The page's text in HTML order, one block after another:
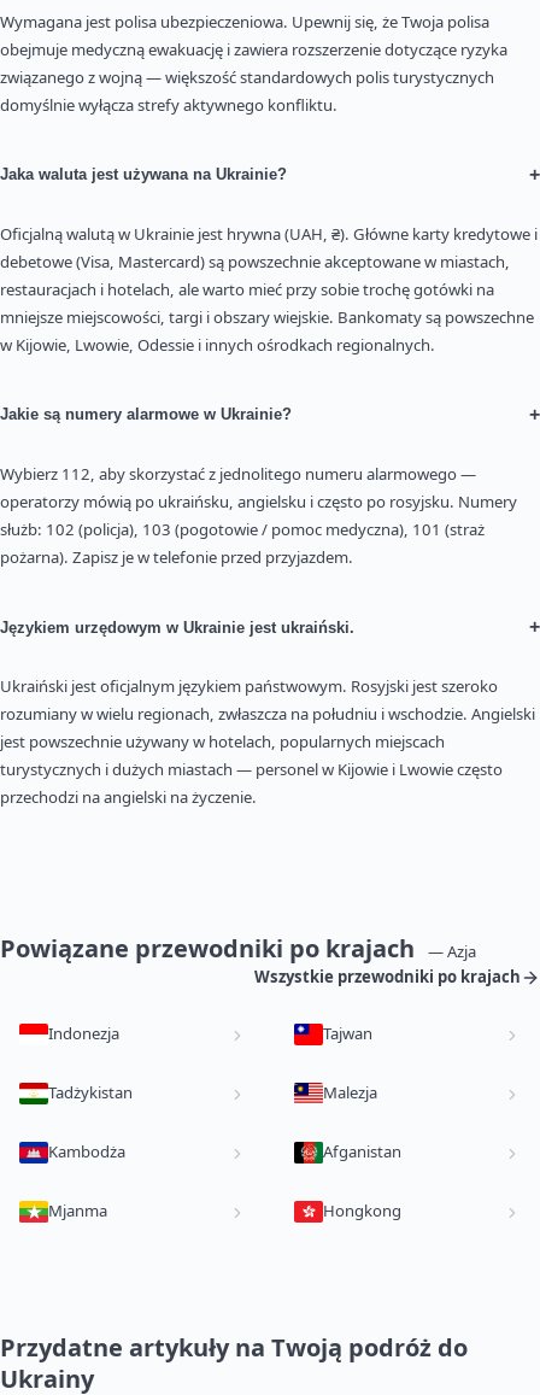
Wymagana jest polisa ubezpieczeniowa. Upewnij się, że Twoja polisa
obejmuje medyczną ewakuację i zawiera rozszerzenie dotyczące ryzyka
związanego z wojną — większość standardowych polis turystycznych
domyślnie wyłącza strefy aktywnego konfliktu.
Jaka waluta jest używana na Ukrainie? +
Oficjalną walutą w Ukrainie jest hrywna (UAH, ₴). Główne karty kredytowe i
debetowe (Visa, Mastercard) są powszechnie akceptowane w miastach,
restauracjach i hotelach, ale warto mieć przy sobie trochę gotówki na
mniejsze miejscowości, targi i obszary wiejskie. Bankomaty są powszechne
w Kijowie, Lwowie, Odessie i innych ośrodkach regionalnych.
Jakie są numery alarmowe w Ukrainie? +
Wybierz 112, aby skorzystać z jednolitego numeru alarmowego —
operatorzy mówią po ukraińsku, angielsku i często po rosyjsku. Numery
służb: 102 (policja), 103 (pogotowie / pomoc medyczna), 101 (straż
pożarna). Zapisz je w telefonie przed przyjazdem.
Językiem urzędowym w Ukrainie jest ukraiński. +
Ukraiński jest oficjalnym językiem państwowym. Rosyjski jest szeroko
rozumiany w wielu regionach, zwłaszcza na południu i wschodzie. Angielski
jest powszechnie używany w hotelach, popularnych miejscach
turystycznych i dużych miastach — personel w Kijowie i Lwowie często
przechodzi na angielski na życzenie.
Powiązane przewodniki po krajach
— Azja
Wszystkie przewodniki po krajach
Indonezja Tajwan
Tadżykistan Malezja
Kambodża Afganistan
Mjanma Hongkong
Przydatne artykuły na Twoją podróż do
Ukrainy